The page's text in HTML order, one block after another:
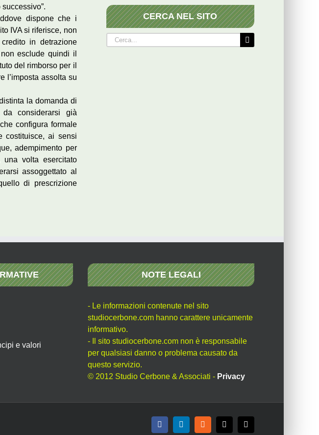
dispone che i
IVA si riferisce, non
in detrazione
esclude quindi il
del rimborso per il
l’imposta assolta su
la domanda di
da considerarsi già
configura formale
costituisce, ai sensi
adempimento per
volta esercitato
assoggettato al
di prescrizione
CERCA NEL SITO
Cerca
per:
e valori
NOTE LEGALI
- Le informazioni contenute nel sito
studiocerbone.com hanno carattere unicamente
informativo.
- Il sito studiocerbone.com non è responsabile
per qualsiasi danno o problema causato da
questo servizio.
© 2012 Studio Cerbone & Associati - Privacy
FacebookLinkedInRss X Email